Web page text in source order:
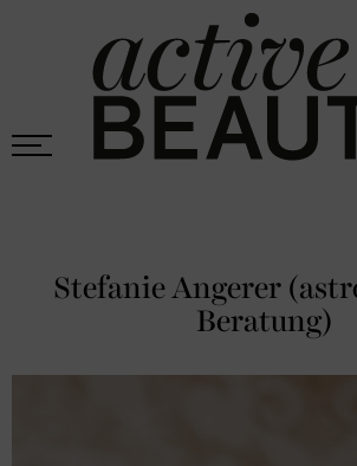
Stefanie Angerer
Beratung)